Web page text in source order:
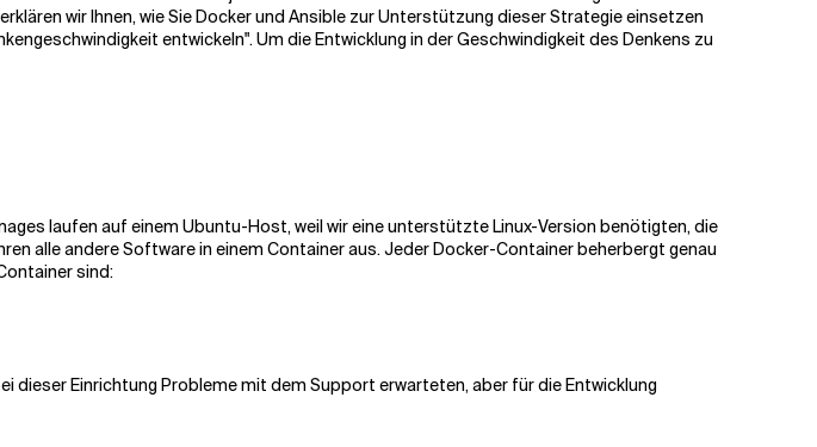
wir Ihnen, wie Sie Docker und Ansible zur Unterstützung dieser Strategie einsetzen
entwickeln".Um die Entwicklung in der Geschwindigkeit des Denkens zu
laufen auf einem Ubuntu-Host, weil wir eine unterstützte Linux-Version benötigten, die
alle andere Software in einem Container aus. Jeder Docker-Container beherbergt genau
sind:
dieser Einrichtung Probleme mit dem Support erwarteten, aber für die Entwicklung